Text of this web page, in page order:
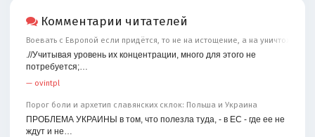
Комментарии читателей
Воевать с Европой если придётся, то не на истощение, а на уничтожение
.//Учитывая уровень их концентрации, много для этого не
потребуется;…
— ovintpl
Порог боли и архетип славянских склок: Польша и Украина
ПРОБЛЕМА УКРАИНЫ в том, что полезла туда, - в ЕС - где ее не
ждут и не…